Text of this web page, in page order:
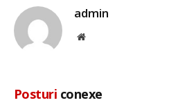
admin
Site
Posturi conexe